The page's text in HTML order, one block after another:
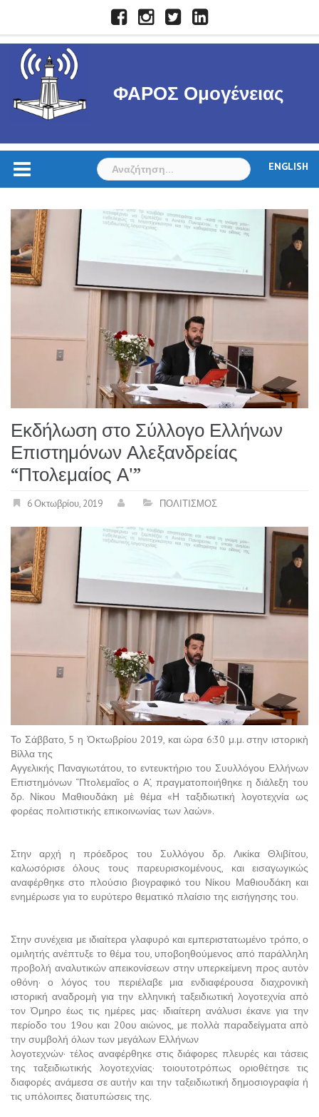
FacebookInstagramTwitterLinkedIn
ΦΑΡΟΣ Ομογένειας
ENGLISH
Αναζήτηση
για:
Εκδήλωση στο Σύλλογο Ελλήνων
Επιστημόνων Αλεξανδρείας
“Πτολεμαίος Α'”
6 Οκτωβρίου, 2019 ΠΟΛΙΤΙΣΜΟΣ
Το Σάββατο, 5 η Ὀκτωβρίου 2019, και ώρα 6:30 μ.μ. στην ιστορικὴ
Βίλλα της
Αγγελικής Παναγιωτάτου, το εντευκτήριο του Συυλλόγου Ελλήνων
Επιστημόνων “Πτολεμαῖος ο Α’, πραγματοποιήθηκε η διάλεξη του
δρ. Νίκου Μαθιουδάκη μὲ θέμα «Η ταξιδιωτική λογοτεχνία ως
φορέας πολιτιστικής επικοινωνίας των λαών».
Στην αρχή η πρόεδρος του Συλλόγου δρ. Λικίκα Θλιβίτου,
καλωσόρισε όλους τους παρευρισκομένους, και εισαγωγικώς
αναφέρθηκε στο πλούσιο βιογραφικό του Νίκου Μαθιουδάκη και
ενημέρωσε για το ευρύτερο θεματικό πλαίσιο της εισήγησης του.
Στην συνέχεια με ιδιαίτερα γλαφυρό και εμπεριστατωμένο τρόπο, ο
ομιλητής ανέπτυξε το θέμα του, υποβοηθούμενος από παράλληλη
προβολή αναλυτικών απεικονίσεων στην υπερκείμενη προς αυτὸν
οθόνη· ο λόγος του περιέλαβε μια ενδιαφέρουσα διαχρονικὴ
ιστορική αναδρομὴ για την ελληνική ταξειδιωτική λογοτεχνία απὀ
τον Όμηρο έως τις ημέρες μας· ιδιαίτερη ανάλυσι έκανε για την
περίοδο του 19ου και 20ου αιώνος, με πολλὰ παραδείγματα απὸ
την συμβολή όλων των μεγάλων Ελλήνων
λογοτεχνών· τέλος αναφέρθηκε στις διάφορες πλευρές και τάσεις
της ταξειδιωτικής λογοτεχνίας· τοιουτοτρόπως οριοθέτησε τις
διαφορές ανάμεσα σε αυτἠν και την ταξειδιωτική δημοσιογραφία ή
τις υπόλοιπες διατυπώσεις της.